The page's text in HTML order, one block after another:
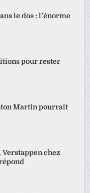
le dos : l’énorme
pour rester
Martin pourrait
chez